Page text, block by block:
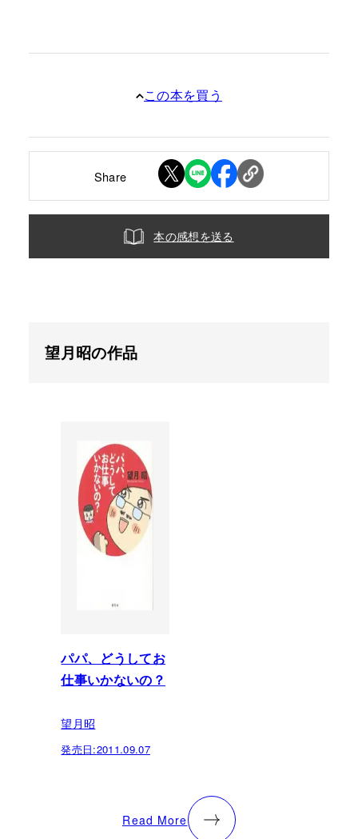
この本を買う
Share
本の感想を送る
望月昭の作品
パパ、どうしてお
仕事いかないの？
望月昭
発売日:2011.09.07
Read More